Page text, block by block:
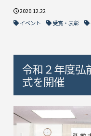
2020.12.22
イベント
受賞・表彰
令和２年度弘
式を開催